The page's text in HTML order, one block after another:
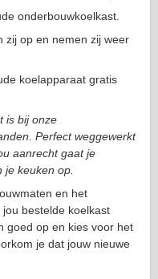
onderbouwkoelkast.
zij op en nemen zij weer
koelapparaat gratis
is bij onze
Perfect weggewerkt
aanrecht gaat je
keuken op.
en het
bestelde koelkast
goed op en kies voor het
je dat jouw nieuwe